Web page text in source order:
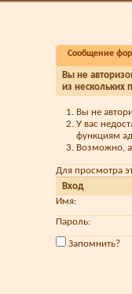
Сообщение
Вы не
из нескольких
Вы не
У вас
функциям
Возможно,
Для просмотра
Вход
Имя:
Пароль:
Запомнить?